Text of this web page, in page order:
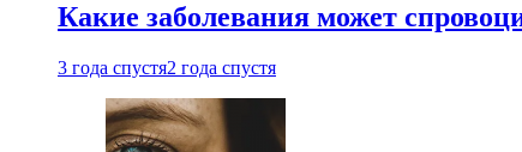
Какие заболевания может
3 года спустя2 года спустя